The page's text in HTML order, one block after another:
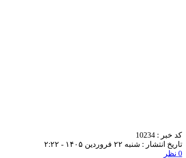
کد خبر : 10234
تاریخ انتشار : شنبه ۲۲ فروردین ۱۴۰۵ - ۲:۲۲
0 نظر